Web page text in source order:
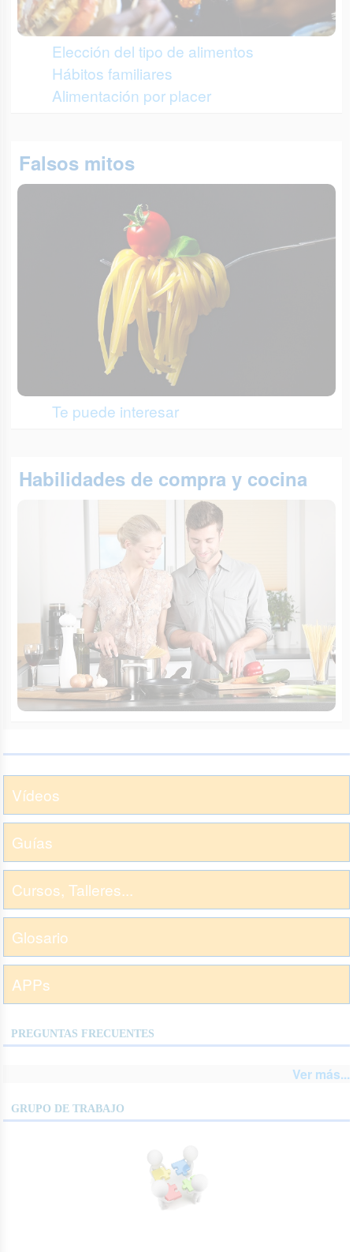
Elección del tipo de alimentos
Hábitos familiares
Alimentación por placer
Falsos mitos
Te puede interesar
Habilidades de compra y cocina
Vídeos
Guías
Cursos, Talleres...
Glosario
APPs
PREGUNTAS FRECUENTES
Ver más...
GRUPO DE TRABAJO